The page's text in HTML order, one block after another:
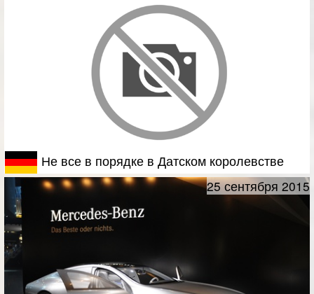
Не все в порядке в Датском королевстве
25 сентября 2015